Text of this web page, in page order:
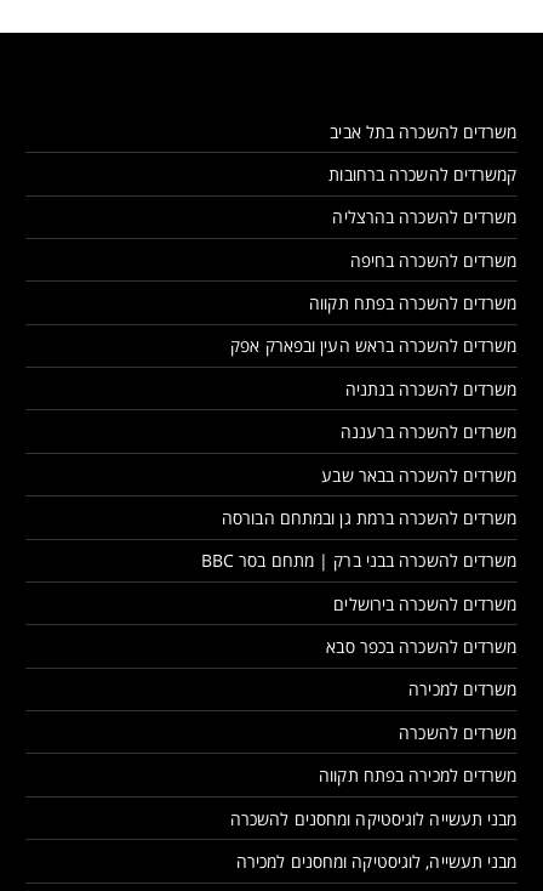
משרדים להשכרה בתל אביב
קמשרדים להשכרה ברחובות
משרדים להשכרה בהרצליה
משרדים להשכרה בחיפה
משרדים להשכרה בפתח תקווה
משרדים להשכרה בראש העין ובפארק אפק
משרדים להשכרה בנתניה
משרדים להשכרה ברעננה
משרדים להשכרה בבאר שבע
משרדים להשכרה ברמת גן ובמתחם הבורסה
משרדים להשכרה בבני ברק | מתחם בסר BBC
משרדים להשכרה בירושלים
משרדים להשכרה בכפר סבא
משרדים למכירה
משרדים להשכרה
משרדים למכירה בפתח תקווה
מבני תעשייה לוגיסטיקה ומחסנים להשכרה
מבני תעשייה, לוגיסטיקה ומחסנים למכירה